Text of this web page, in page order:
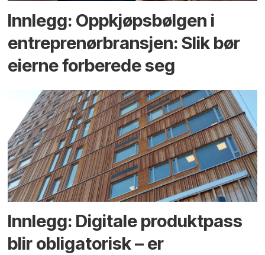
Innlegg: Oppkjøps­bølgen i
entreprenør­bransjen: Slik bør
eierne forberede seg
Innlegg: Digitale produktpass
blir obligatorisk – er